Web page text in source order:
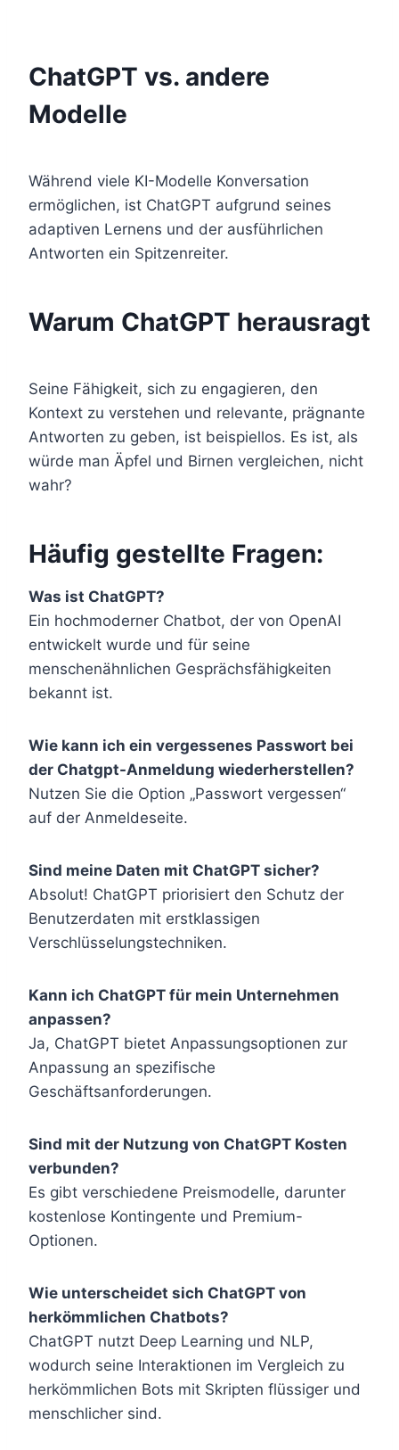
ChatGPT vs. andere
Modelle
Während viele KI-Modelle Konversation
ermöglichen, ist ChatGPT aufgrund seines
adaptiven Lernens und der ausführlichen
Antworten ein Spitzenreiter.
Warum ChatGPT herausragt
Seine Fähigkeit, sich zu engagieren, den
Kontext zu verstehen und relevante, prägnante
Antworten zu geben, ist beispiellos. Es ist, als
würde man Äpfel und Birnen vergleichen, nicht
wahr?
Häufig gestellte Fragen:
Was ist ChatGPT?
Ein hochmoderner Chatbot, der von OpenAI
entwickelt wurde und für seine
menschenähnlichen Gesprächsfähigkeiten
bekannt ist.
Wie kann ich ein vergessenes Passwort bei
der Chatgpt-Anmeldung wiederherstellen?
Nutzen Sie die Option „Passwort vergessen“
auf der Anmeldeseite.
Sind meine Daten mit ChatGPT sicher?
Absolut! ChatGPT priorisiert den Schutz der
Benutzerdaten mit erstklassigen
Verschlüsselungstechniken.
Kann ich ChatGPT für mein Unternehmen
anpassen?
Ja, ChatGPT bietet Anpassungsoptionen zur
Anpassung an spezifische
Geschäftsanforderungen.
Sind mit der Nutzung von ChatGPT Kosten
verbunden?
Es gibt verschiedene Preismodelle, darunter
kostenlose Kontingente und Premium-
Optionen.
Wie unterscheidet sich ChatGPT von
herkömmlichen Chatbots?
ChatGPT nutzt Deep Learning und NLP,
wodurch seine Interaktionen im Vergleich zu
herkömmlichen Bots mit Skripten flüssiger und
menschlicher sind.